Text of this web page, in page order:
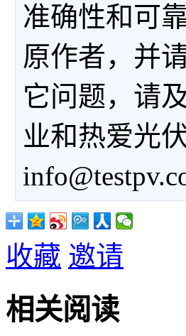
准确性和可
原作者，并
它问题，请
业和热爱光
收藏 邀请
相关阅读